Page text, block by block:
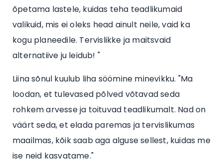
õpetama lastele, kuidas teha teadlikumaid
valikuid, mis ei oleks head ainult neile, vaid ka
kogu planeedile. Tervislikke ja maitsvaid
alternatiive ju leidub! "
Liina sõnul kuulub liha söömine minevikku. "Ma
loodan, et tulevased põlved võtavad seda
rohkem arvesse ja toituvad teadlikumalt. Nad on
väärt seda, et elada paremas ja tervislikumas
maailmas, kõik saab aga alguse sellest, kuidas me
ise neid kasvatame."